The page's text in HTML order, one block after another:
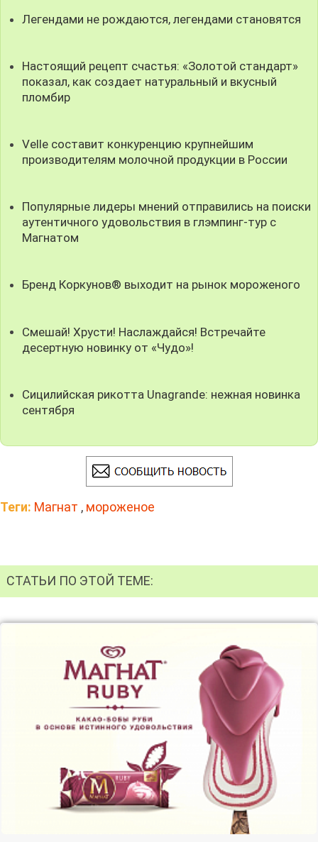
Легендами не рождаются, легендами становятся
Настоящий рецепт счастья: «Золотой стандарт»
показал, как создает натуральный и вкусный
пломбир
Velle составит конкуренцию крупнейшим
производителям молочной продукции в России
Популярные лидеры мнений отправились на поиски
аутентичного удовольствия в глэмпинг-тур с
Магнатом
Бренд Коркунов® выходит на рынок мороженого
Смешай! Хрусти! Наслаждайся! Встречайте
десертную новинку от «Чудо»!
Сицилийская рикотта Unagrande: нежная новинка
сентября
Теги: Магнат , мороженое
СТАТЬИ ПО ЭТОЙ ТЕМЕ: